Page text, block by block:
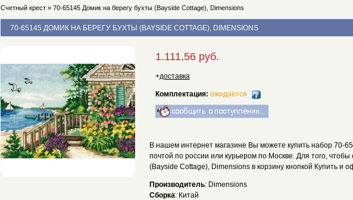
Счетный крест» 70-65145 Домик на берегу бухты (Bayside Cottage), Dimensions
70-65145 ДОМИК НА БЕРЕГУ БУХТЫ (BAYSIDE COTTAGE), DIMENSIONS
1.111,56 руб.
+доставка
Комплектация: ожидается
В нашем интернет магазине Вы можете купить набор 70-
почтой по россии или курьером по Москве. Для того,
(Bayside Cottage), Dimensions в корзину кнопкой Купить и
Производитель: Dimensions
Сборка: Китай